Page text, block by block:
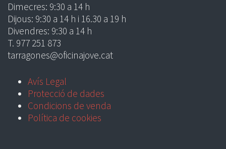
Dimecres: 9:30 a 14 h
Dijous: 9:30 a 14 h i 16.30 a 19 h
Divendres: 9:30 a 14 h
T. 977 251 873
tarragones@oficinajove.cat
Avís Legal
Protecció de dades
Condicions de venda
Política de cookies